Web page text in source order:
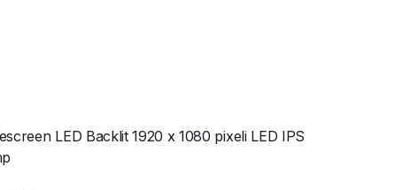
LED Backlit 1920 x 1080 pixeli LED IPS